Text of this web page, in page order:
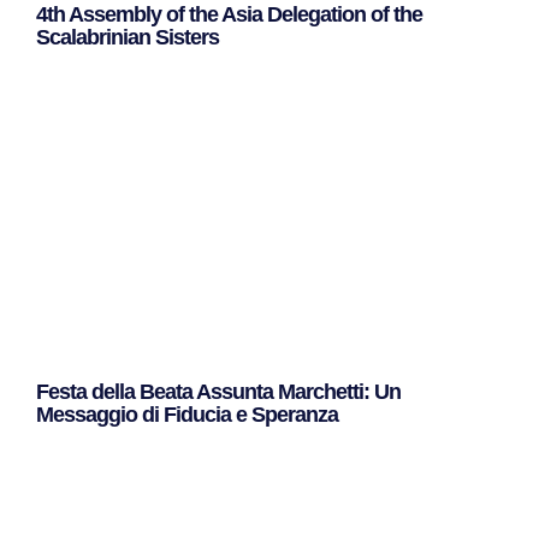
4th Assembly of the Asia Delegation of the
Scalabrinian Sisters
Festa della Beata Assunta Marchetti: Un
Messaggio di Fiducia e Speranza